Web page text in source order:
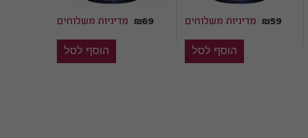
₪59 מדיניות משלוחים ₪69 מדיניות משלוחים